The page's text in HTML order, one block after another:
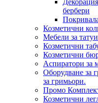
бербери
Козметични
Мебели за
Козметични
Козметични
Аспиратори за
Оборудване за
за гримьори.
Промо
Козметични